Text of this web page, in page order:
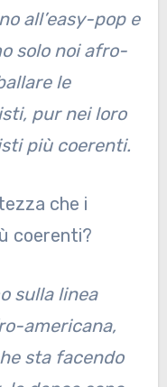
all’easy-pop e
solo noi afro-
le
pur nei loro
più coerenti.
che i
coerenti?
sulla linea
americana,
sta facendo